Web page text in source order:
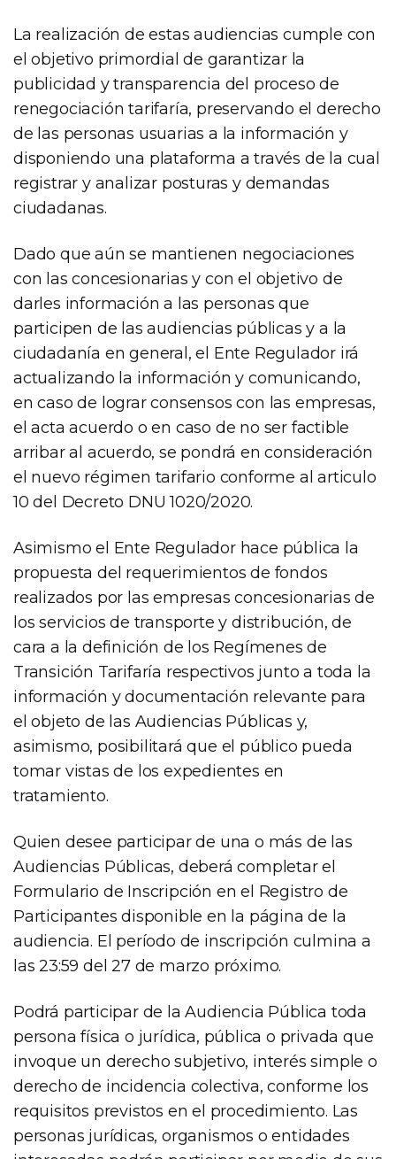
La realización de estas audiencias cumple con
el objetivo primordial de garantizar la
publicidad y transparencia del proceso de
renegociación tarifaría, preservando el derecho
de las personas usuarias a la información y
disponiendo una plataforma a través de la cual
registrar y analizar posturas y demandas
ciudadanas.
Dado que aún se mantienen negociaciones
con las concesionarias y con el objetivo de
darles información a las personas que
participen de las audiencias públicas y a la
ciudadanía en general, el Ente Regulador irá
actualizando la información y comunicando,
en caso de lograr consensos con las empresas,
el acta acuerdo o en caso de no ser factible
arribar al acuerdo, se pondrá en consideración
el nuevo régimen tarifario conforme al articulo
10 del Decreto DNU 1020/2020.
Asimismo el Ente Regulador hace pública la
propuesta del requerimientos de fondos
realizados por las empresas concesionarias de
los servicios de transporte y distribución, de
cara a la definición de los Regímenes de
Transición Tarifaría respectivos junto a toda la
información y documentación relevante para
el objeto de las Audiencias Públicas y,
asimismo, posibilitará que el público pueda
tomar vistas de los expedientes en
tratamiento.
Quien desee participar de una o más de las
Audiencias Públicas, deberá completar el
Formulario de Inscripción en el Registro de
Participantes disponible en la página de la
audiencia. El período de inscripción culmina a
las 23:59 del 27 de marzo próximo.
Podrá participar de la Audiencia Pública toda
persona física o jurídica, pública o privada que
invoque un derecho subjetivo, interés simple o
derecho de incidencia colectiva, conforme los
requisitos previstos en el procedimiento. Las
personas jurídicas, organismos o entidades